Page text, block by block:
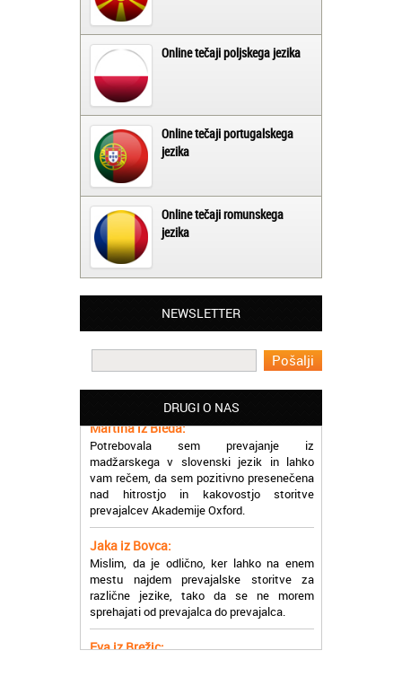
Online tečaji poljskega jezika
Online tečaji portugalskega
jezika
Online tečaji romunskega
jezika
NEWSLETTER
DRUGI O NAS
Matjaž iz Ajdovščine:
Lahko pohvalim vse zaposlene v Akademiji
Oxford, ker so resnično profesionalni in
prevajalske storitve opravljajo hitro in
Potrebovala sem prevajanje iz
madžarskega v slovenski jezik in lahko
vam rečem, da sem pozitivno presenečena
nad hitrostjo in kakovostjo storitve
prevajalcev Akademije Oxford.
Jaka iz Bovca:
Mislim, da je odlično, ker lahko na enem
mestu najdem prevajalske storitve za
različne jezike, tako da se ne morem
sprehajati od prevajalca do prevajalca.
Eva iz Brežic: